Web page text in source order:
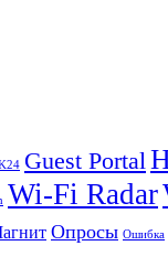
Guest Portal
Wi-Fi Radar
Опросы Ошибка